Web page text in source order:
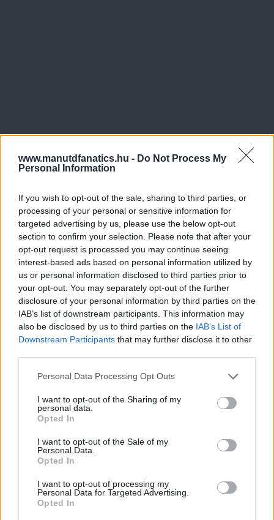
www.manutdfanatics.hu - Do Not Process My
Personal Information
If you wish to opt-out of the sale, sharing to third parties, or
processing of your personal or sensitive information for
targeted advertising by us, please use the below opt-out
section to confirm your selection. Please note that after your
opt-out request is processed you may continue seeing
interest-based ads based on personal information utilized by
us or personal information disclosed to third parties prior to
your opt-out. You may separately opt-out of the further
disclosure of your personal information by third parties on the
IAB’s list of downstream participants. This information may
also be disclosed by us to third parties on the IAB’s List of
Downstream Participants that may further disclose it to other
Please note that this website/app uses one or more Google
not limited to your visit or usage behaviour. You may click to
grant or deny consent to Google and its third-party tags to
use your data for below specified purposes in below Google
consent section.
Personal Data Processing Opt Outs
I want to opt-out of the Sharing of my
personal data.
Opted In
I want to opt-out of the Sale of my
Personal Data.
Opted In
I want to opt-out of processing my
Personal Data for Targeted Advertising.
Opted In